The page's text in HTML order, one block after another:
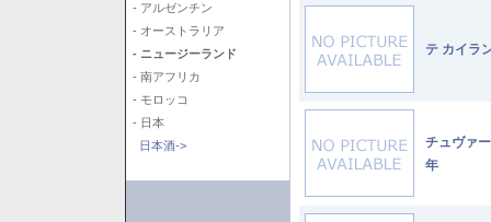
- アルゼンチン
- オーストラリア
- ニュージーランド
- 南アフリカ
- モロッコ
- 日本
日本酒->
テ カイ
チュヴァ
年